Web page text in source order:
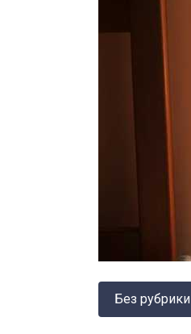
Без рубрики